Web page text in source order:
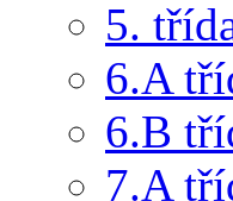
5.
6.A
6.B
7.A